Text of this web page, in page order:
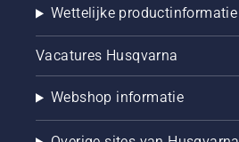
Wettelijke productinformatie
Vacatures Husqvarna
Webshop informatie